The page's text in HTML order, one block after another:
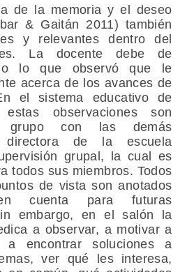
de la memoria y el deseo
& Gaitán 2011) también
y relevantes dentro del
La docente debe de
lo que observó que le
acerca de los avances de
el sistema educativo de
observaciones son
grupo con las demás
directora de la escuela
grupal, la cual es
todos sus miembros. Todos
de vista son anotados
cuenta para futuras
embargo, en el salón la
a observar, a motivar a
a encontrar soluciones a
ver qué les interesa,